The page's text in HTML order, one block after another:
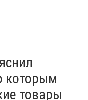
которым
товары